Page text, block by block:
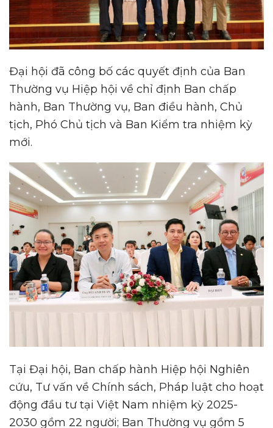
Đại hội đã công bố các quyết định của Ban
Thường vụ Hiệp hội về chỉ định Ban chấp
hành, Ban Thường vụ, Ban điều hành, Chủ
tịch, Phó Chủ tịch và Ban Kiểm tra nhiệm kỳ
mới.
Tại Đại hội, Ban chấp hành Hiệp hội Nghiên
cứu, Tư vấn về Chính sách, Pháp luật cho hoạt
động đầu tư tại Việt Nam nhiệm kỳ 2025-
2030 gồm 22 người; Ban Thường vụ gồm 5